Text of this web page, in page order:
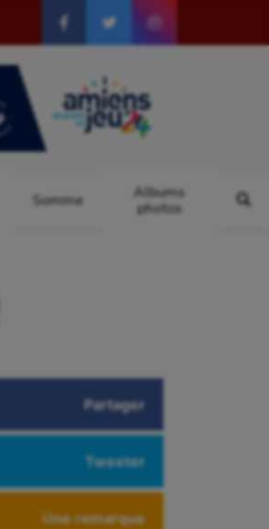
Somme
Albums
photos
Partager
Tweeter
Une remarque